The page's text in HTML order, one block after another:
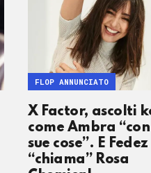
X Factor, ascolti
come Ambra
sue cose”. E Fedez
“chiama” Rosa
FLOP ANNUNCIATO